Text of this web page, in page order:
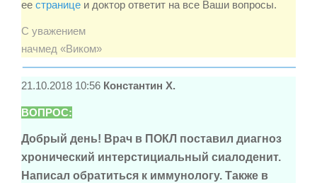
ее странице и доктор ответит на все Ваши вопросы.
С уважением
начмед «Виком»
21.10.2018 10:56 Константин Х.
ВОПРОС:
Добрый день! Врач в ПОКЛ поставил диагноз
хронический интерстициальный сиалоденит.
Написал обратиться к иммунологу. Также в